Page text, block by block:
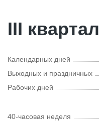
III квартал
Календарных дней
Выходных и праздничных
Рабочих дней
40-часовая неделя